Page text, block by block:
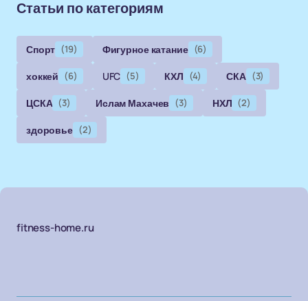
Статьи по категориям
Спорт (19) Фигурное катание (6)
хоккей (6) UFC (5) КХЛ (4) СКА (3)
ЦСКА (3) Ислам Махачев (3) НХЛ (2)
здоровье (2)
fitness-home.ru